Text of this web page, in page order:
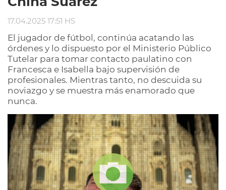
17.04.2025 17:51 HS
El jugador de fútbol, continúa acatando las
órdenes y lo dispuesto por el Ministerio Público
Tutelar para tomar contacto paulatino con
Francesca e Isabella bajo supervisión de
profesionales. Mientras tanto, no descuida su
noviazgo y se muestra más enamorado que
nunca.